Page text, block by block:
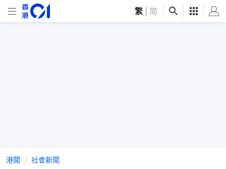
繁 简
港聞 社會新聞